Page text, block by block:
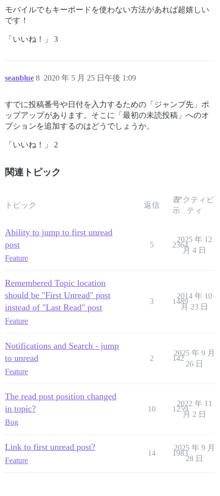
モバイルでもキーボードを使わない方法があれば超嬉しい
です！
「いいね！」 3
seanblue 2020 年 5 月 25 日午後 1:09
8
すでに投稿番号や日付を入力するための「ジャンプ先」ポ
ップアップがあります。そこに「最初の未読投稿」へのオ
プションを追加するのはどうでしょうか。
「いいね！」 2
関連トピック
トピック 返信
表
示
アクティビ
ティ
Ability to jump to first unread
post
Feature
5 2364
2025 年 12
月 4 日
Remembered Topic location
should be "First Unread" post
instead of "Last Read" post
Feature
3 1489
2014 年 10
月 23 日
Notifications and Search - jump
to unread
Feature
2 142
2025 年 9 月
26 日
The read post position changed
in topic?
Bug
10 1259
2022 年 11
月 2 日
Link to first unread post?
Feature
14 1983
2025 年 9 月
28 日